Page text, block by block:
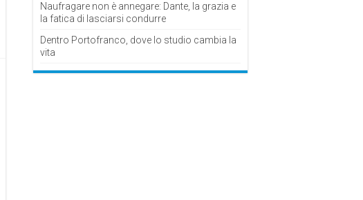
Naufragare non è annegare: Dante, la grazia e
la fatica di lasciarsi condurre
Dentro Portofranco, dove lo studio cambia la
vita